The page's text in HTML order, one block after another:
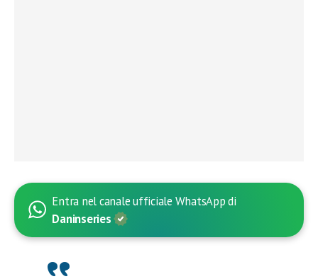
Entra nel canale ufficiale WhatsApp di
Daninseries